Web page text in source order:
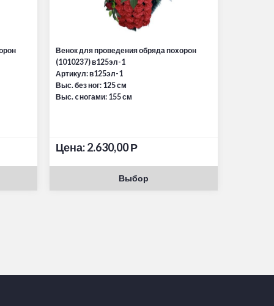
Венок для проведения обряда похорон
(1010237) в125эл-1
Артикул: в125эл-1
Выс. без ног: 125 см
Выс. c ногами: 155 см
Цена:2.630,00Р
Выбор